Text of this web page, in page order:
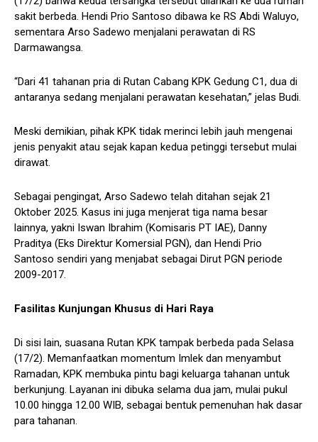
sakit berbeda. Hendi Prio Santoso dibawa ke RS Abdi Waluyo,
sementara Arso Sadewo menjalani perawatan di RS
Darmawangsa.
“Dari 41 tahanan pria di Rutan Cabang KPK Gedung C1, dua di
antaranya sedang menjalani perawatan kesehatan,” jelas Budi.
Meski demikian, pihak KPK tidak merinci lebih jauh mengenai
jenis penyakit atau sejak kapan kedua petinggi tersebut mulai
dirawat.
Sebagai pengingat, Arso Sadewo telah ditahan sejak 21
Oktober 2025. Kasus ini juga menjerat tiga nama besar
lainnya, yakni Iswan Ibrahim (Komisaris PT IAE), Danny
Praditya (Eks Direktur Komersial PGN), dan Hendi Prio
Santoso sendiri yang menjabat sebagai Dirut PGN periode
2009-2017.
Fasilitas Kunjungan Khusus di Hari Raya
Di sisi lain, suasana Rutan KPK tampak berbeda pada Selasa
(17/2). Memanfaatkan momentum Imlek dan menyambut
Ramadan, KPK membuka pintu bagi keluarga tahanan untuk
berkunjung. Layanan ini dibuka selama dua jam, mulai pukul
10.00 hingga 12.00 WIB, sebagai bentuk pemenuhan hak dasar
para tahanan.